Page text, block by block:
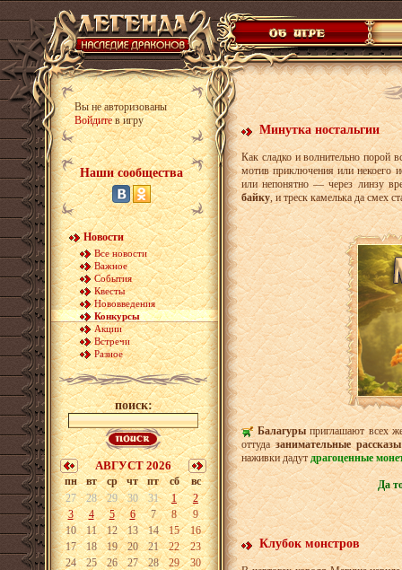
Вы не авторизованы
Войдитев игру
Наши сообщества
Новости
Все новости
Важное
События
Квесты
Нововведения
Конкурсы
Акции
Встречи
Разное
поиск:
АВГУСТ 2026
пн вт ср чт пт сб
вс
27
28 29 30 31 1
2
3
4 5 6 7 8
9
10
11 12 13 14 15
16
17
18 19 20 21 22
23
24
25 26 27 28 29
30
Минутка ностальгии
Как сладко и волнительно порой
мотив приключения или некоего
или непонятно — через линзу
байку, и треск камелька да смех
Балагурыприглашают всех
оттудазанимательные
наживки дадутдрагоценные
Да
Клубок монстров